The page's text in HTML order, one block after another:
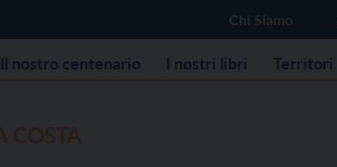
Chi Siamo
Il nostro centenario I nostri libri Territori